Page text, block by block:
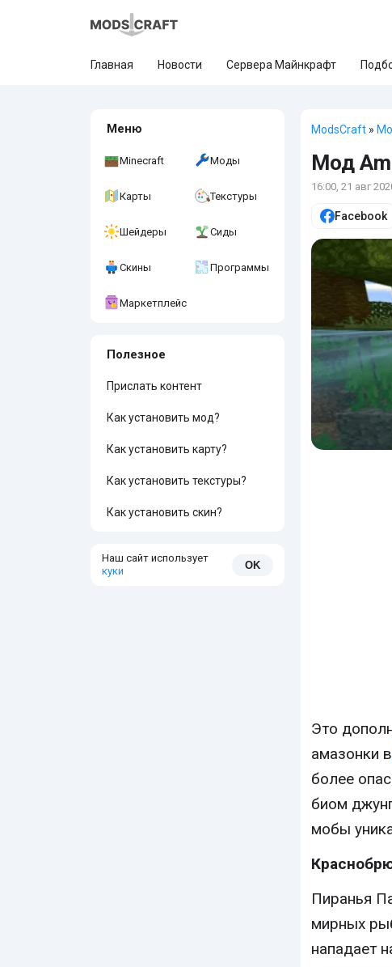
Главная Новости Сервера Майнкрафт
Меню
Minecraft Моды
Карты Текстуры
Шейдеры Сиды
Скины Программы
Маркетплейс
Полезное
Прислать контент
Как установить мод?
Как установить карту?
Как установить текстуры?
Как установить скин?
Наш сайт использует
куки
OK
ModsCraft »
Мод
16:00, 21 авг
Facebook
Это
амазонки в
более
биом
мобы
Пиранья
мирных
нападает